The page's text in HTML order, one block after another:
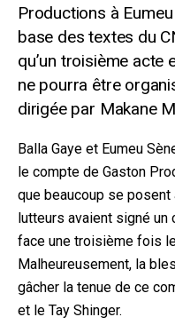
Productions à
base des textes du
qu’un troisième acte
ne pourra être
dirigée par Makane
Balla Gaye et Eumeu
le compte de Gaston
que beaucoup se posent
lutteurs avaient signé
face une troisième fois
Malheureusement, la
gâcher la tenue de ce
et le Tay Shinger.